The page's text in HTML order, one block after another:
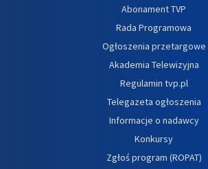
Abonament TVP
Rada Programowa
Ogłoszenia przetargowe
Akademia Telewizyjna
Regulamin tvp.pl
Telegazeta ogłoszenia
Informacje o nadawcy
Konkursy
Zgłoś program (ROPAT)